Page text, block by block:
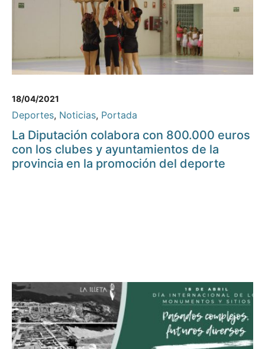
18/04/2021
Deportes, Noticias, Portada
La Diputación colabora con 800.000 euros
con los clubes y ayuntamientos de la
provincia en la promoción del deporte